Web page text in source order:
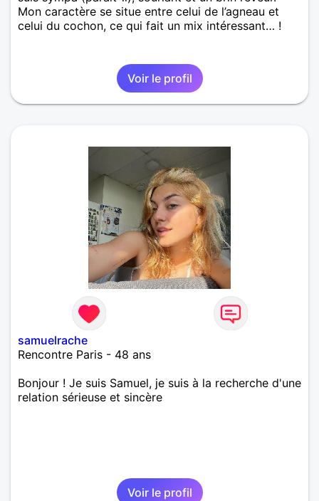
Mon caractère se situe entre celui de l’agneau et
celui du cochon, ce qui fait un mix intéressant… !
Voir le profil
samuelrache
Rencontre Paris - 48 ans
Bonjour ! Je suis Samuel, je suis à la recherche d'une
relation sérieuse et sincère
Voir le profil